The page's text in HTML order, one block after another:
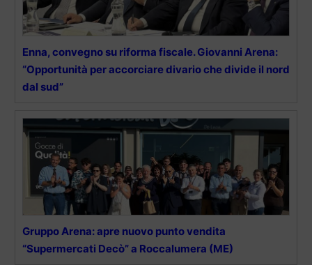
Enna, convegno su riforma fiscale. Giovanni Arena:
“Opportunità per accorciare divario che divide il nord
dal sud”
Gruppo Arena: apre nuovo punto vendita
“Supermercati Decò” a Roccalumera (ME)